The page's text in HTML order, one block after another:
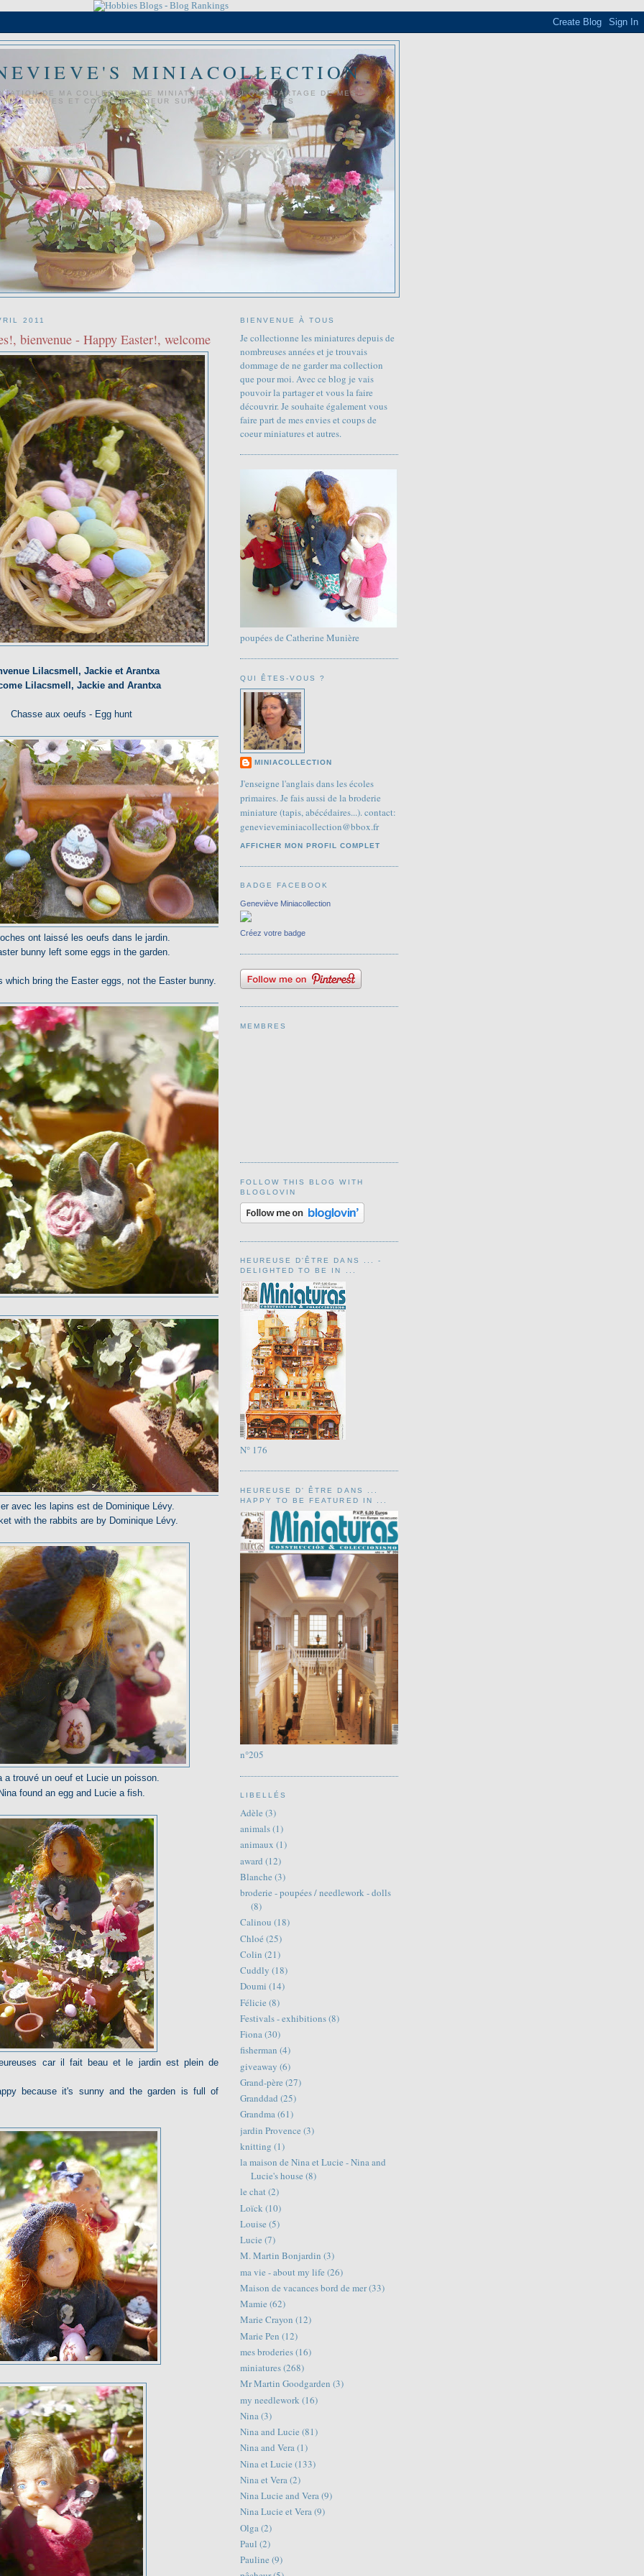
MINIACOLLECTION
DE MA COLLECTION DE MINIATURES AINSI QUE PARTAGE DE MES
ENVIES ET COUPS DE COEUR SUR LES ARTS CRÉATIFS
2011
bienvenue - Happy Easter!, welcome
Lilacsmell, Jackie et Arantxa
Lilacsmell, Jackie and Arantxa
Chasse aux oeufs - Egg hunt
ont laissé les oeufs dans le jardin.
bunny left some eggs in the garden.
which bring the Easter eggs, not the Easter bunny.
avec les lapins est de Dominique Lévy.
with the rabbits are by Dominique Lévy.
a trouvé un oeuf et Lucie un poisson.
found an egg and Lucie a fish.
car il fait beau et le jardin est plein de
because it's sunny and the garden is full of
BIENVENUE À TOUS
Je collectionne les miniatures depuis de
nombreuses années et je trouvais
dommage de ne garder ma collection
que pour moi. Avec ce blog je vais
pouvoir la partager et vous la faire
découvrir. Je souhaite également vous
faire part de mes envies et coups de
coeur miniatures et autres.
poupées de Catherine Munière
QUI ÊTES-VOUS ?
MINIACOLLECTION
J'enseigne l'anglais dans les écoles
primaires. Je fais aussi de la broderie
miniature (tapis, abécédaires...). contact:
genevieveminiacollection@bbox.fr
AFFICHER MON PROFIL COMPLET
BADGE FACEBOOK
Geneviève Miniacollection
Créez votre badge
MEMBRES
FOLLOW THIS BLOG WITH
BLOGLOVIN
HEUREUSE D'ÊTRE DANS ... -
DELIGHTED TO BE IN ...
N° 176
HEUREUSE D' ÊTRE DANS ...
HAPPY TO BE FEATURED IN ...
n°205
LIBELLÉS
Adèle (3)
animals(1)
animaux (1)
award (12)
Blanche (3)
broderie - poupées / needlework - dolls
(8)
Calinou (18)
Chloé (25)
Colin (21)
Cuddly (18)
Doumi (14)
Félicie (8)
Festivals - exhibitions(8)
Fiona(30)
fisherman (4)
giveaway (6)
Grand-père (27)
Granddad (25)
Grandma(61)
jardin Provence (3)
knitting (1)
la maison de Nina et Lucie - Nina and
Lucie's house (8)
le chat(2)
Loïck (10)
Louise (5)
Lucie (7)
M. Martin Bonjardin (3)
ma vie - about my life (26)
Maison de vacances bord de mer(33)
Mamie (62)
Marie Crayon (12)
Marie Pen (12)
mes broderies(16)
miniatures(268)
Mr Martin Goodgarden (3)
my needlework (16)
Nina(3)
Nina and Lucie (81)
Nina and Vera(1)
Nina et Lucie (133)
Nina et Vera(2)
Nina Lucie and Vera(9)
Nina Lucie et Vera(9)
Olga(2)
Paul (2)
Pauline (9)